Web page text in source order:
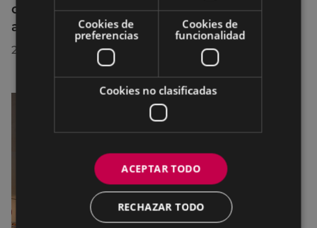
cuatro proyecciones durante el mes de
agosto
22/07/2026
Cookies de
preferencias
Cookies de
funcionalidad
Cookies no clasificadas
ACEPTAR TODO
RECHAZAR TODO